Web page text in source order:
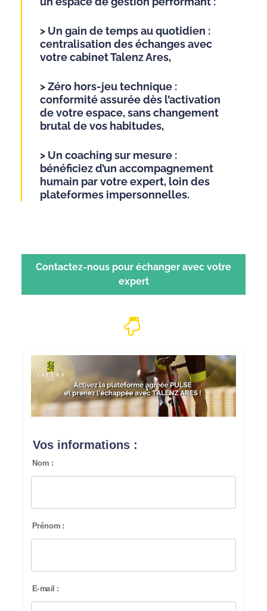
> Un gain de temps au quotidien :
centralisation des échanges avec
votre cabinet Talenz Ares,
> Zéro hors-jeu technique :
conformité assurée dès l’activation
de votre espace, sans changement
brutal de vos habitudes,
> Un coaching sur mesure :
bénéficiez d’un accompagnement
humain par votre expert, loin des
plateformes impersonnelles.
Contactez-nous pour échanger avec votre
expert